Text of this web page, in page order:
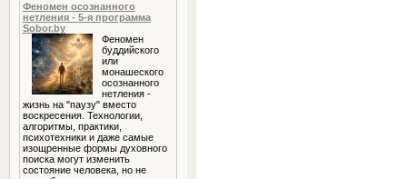
Феномен осознанного
нетления - 5-я программа
Sobor.by
Феномен
буддийского
или
монашеского
осознанного
нетления -
жизнь на "паузу" вместо
воскресения. Технологии,
алгоритмы, практики,
психотехники и даже самые
изощренные формы духовного
поиска могут изменить
состояние человека, но не